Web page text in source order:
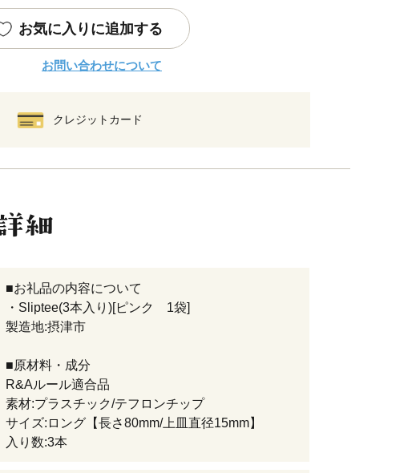
お気に入りに追加する
お問い合わせについて
クレジットカード
■お礼品の内容について
・Sliptee(3本入り)[ピンク 1袋]
製造地:摂津市
■原材料・成分
R&Aルール適合品
素材:プラスチック/テフロンチップ
サイズ:ロング【長さ80mm/上皿直径15mm】
入り数:3本